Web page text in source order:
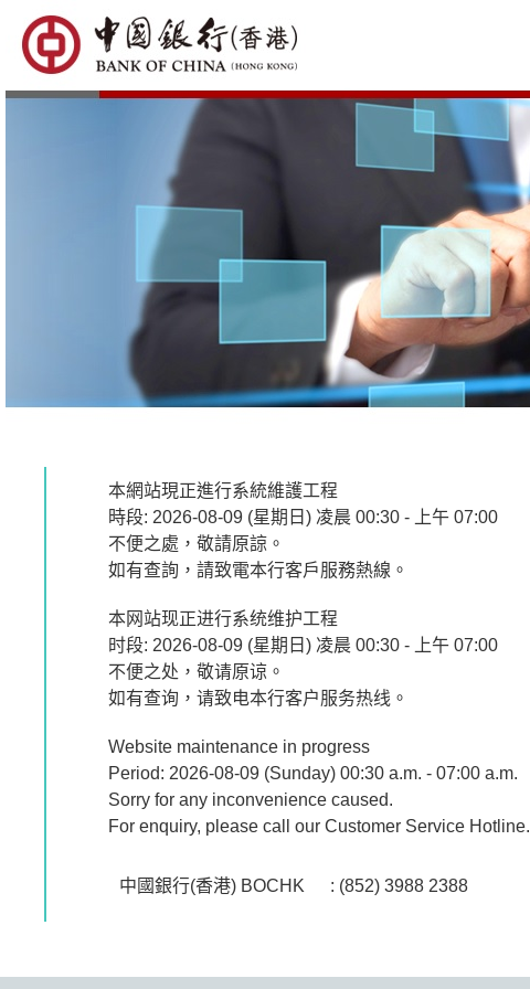
本網站現正進行系統維護工程
時段: 2026-08-09 (星期日) 凌晨 00:30 - 上午 07:00
不便之處，敬請原諒。
如有查詢，請致電本行客戶服務熱線。
本网站现正进行系统维护工程
时段: 2026-08-09 (星期日) 凌晨 00:30 - 上午 07:00
不便之处，敬请原谅。
如有查询，请致电本行客户服务热线。
Website maintenance in progress
Period: 2026-08-09 (Sunday) 00:30 a.m. - 07:00 a.m.
Sorry for any inconvenience caused.
For enquiry, please call our Customer Service Hotline.
中國銀行(香港) BOCHK : (852) 3988 2388